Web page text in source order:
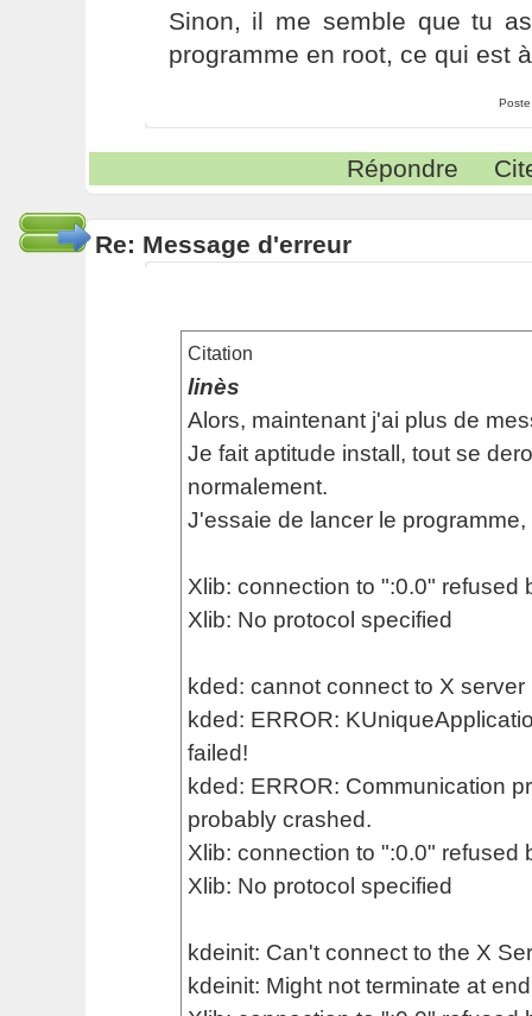
Sinon, il me semble que tu
programme en root, ce qui est
Répondre
Re: Message d'erreur
Citation
linès
Alors, maintenant j'ai plus de
Je fait aptitude install, tout se
normalement.
J'essaie de lancer le programme,
Xlib: connection to ":0.0" refused
Xlib: No protocol specified
kded: cannot connect to X server
kded: ERROR:
failed!
kded: ERROR: Communication
probably crashed.
Xlib: connection to ":0.0" refused
Xlib: No protocol specified
kdeinit: Can't connect to the X
kdeinit: Might not terminate at